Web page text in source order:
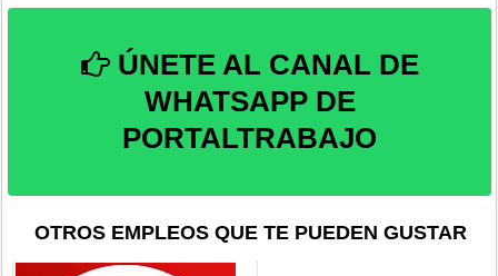
ÚNETE AL CANAL DE
WHATSAPP DE
PORTALTRABAJO
OTROS EMPLEOS QUE TE PUEDEN GUSTAR